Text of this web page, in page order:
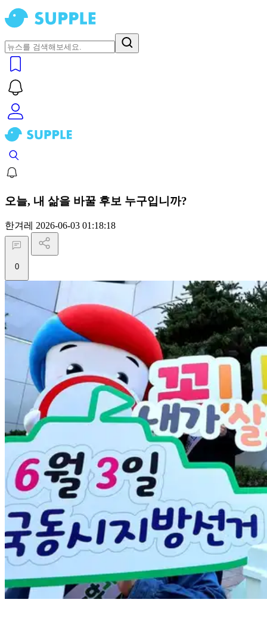
오늘, 내 삶을 바꿀 후보 누구입니까?
한겨레 2026-06-03 01:18:18
0